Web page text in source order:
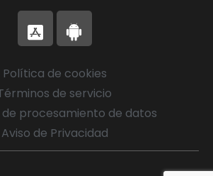
Política de cookies
de servicio
procesamiento de datos
Aviso de Privacidad